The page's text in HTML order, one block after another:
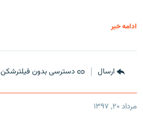
ادامه خبر
ارسال دسترسی بدون فیلترشکن
مرداد ۲۰, ۱۳۹۷